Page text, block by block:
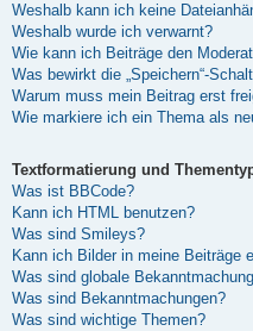
Weshalb kann ich keine
Weshalb wurde ich verwarnt?
Wie kann ich Beiträge den
Was bewirkt die „Speichern“-
Warum muss mein Beitrag erst
Wie markiere ich ein Thema als
Textformatierung und
Was ist BBCode?
Kann ich HTML benutzen?
Was sind Smileys?
Kann ich Bilder in meine Beiträge
Was sind globale
Was sind Bekanntmachungen?
Was sind wichtige Themen?